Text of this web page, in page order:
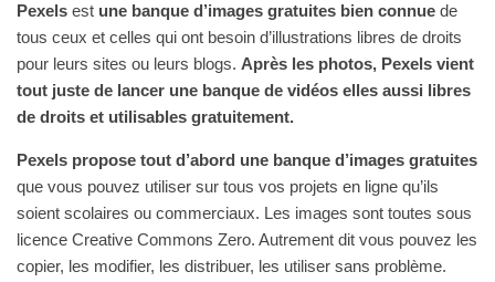
Pexels est une banque d’images gratuites bien connue de
tous ceux et celles qui ont besoin d’illustrations libres de droits
pour leurs sites ou leurs blogs. Après les photos, Pexels vient
tout juste de lancer une banque de vidéos elles aussi libres
de droits et utilisables gratuitement.
Pexels propose tout d’abord une banque d’images gratuites
que vous pouvez utiliser sur tous vos projets en ligne qu’ils
soient scolaires ou commerciaux. Les images sont toutes sous
licence Creative Commons Zero. Autrement dit vous pouvez les
copier, les modifier, les distribuer, les utiliser sans problème.